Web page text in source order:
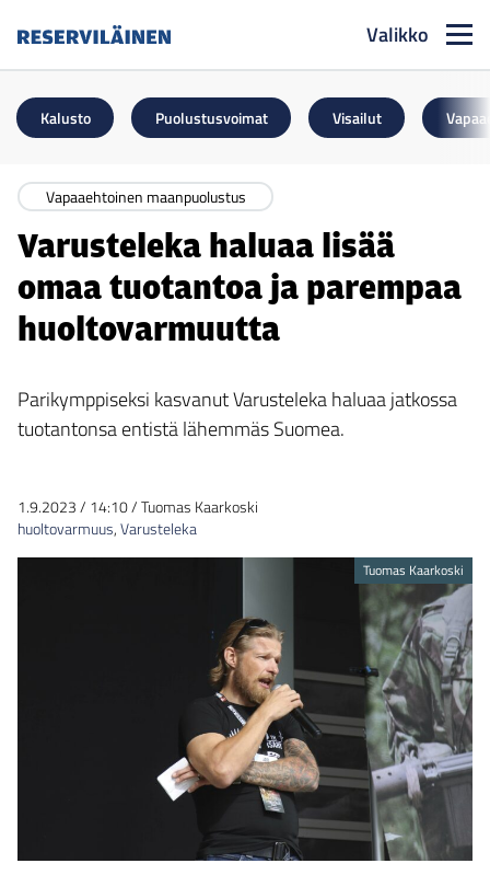
Valikko
Kalusto Puolustusvoimat Visailut
Vapaaehtoinen maanpuolustus
Varusteleka haluaa lisää
omaa tuotantoa ja parempaa
huoltovarmuutta
Parikymppiseksi kasvanut Varusteleka haluaa jatkossa
tuotantonsa entistä lähemmäs Suomea.
1.9.2023/ 14:10/Tuomas Kaarkoski
huoltovarmuus,Varusteleka
Tuomas Kaarkoski